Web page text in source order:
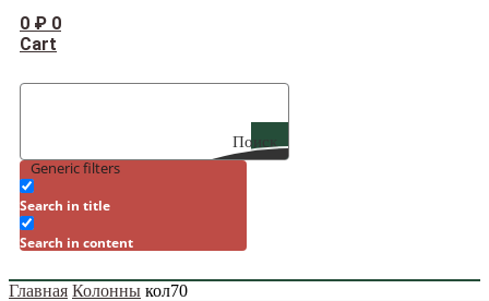
0 ₽ 0
Cart
Поиск
Generic filters
Search in title
Search in content
Главная Колонны кол70